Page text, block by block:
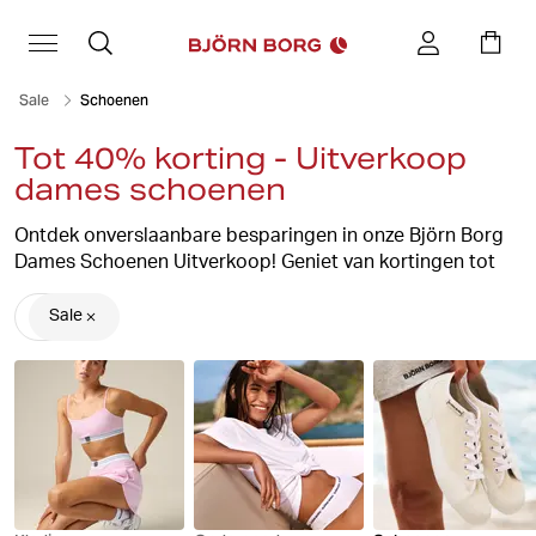
Sale Schoenen
Tot 40% korting - Uitverkoop
dames schoenen
Ontdek onverslaanbare besparingen in onze Björn Borg
Dames Schoenen Uitverkoop! Geniet van kortingen tot
40% op een prachtige collectie schoeisel. Verhoog je
stijl met onze hoogwaardige schoenen, die zowel
comfort als mode laten zien. Mis deze exclusieve kans
niet om het seizoen in te stappen met een nieuw paar
tegen ongelooflijke prijzen. Shop nu en verwen jezelf in
de Björn Borg Dames Schoenen Uitverkoop voor de
perfecte combinatie van stijl en besparingen!
Sale